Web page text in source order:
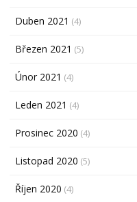
Duben 2021 (4)
Březen 2021 (5)
Únor 2021 (4)
Leden 2021 (4)
Prosinec 2020 (4)
Listopad 2020 (5)
Říjen 2020 (4)